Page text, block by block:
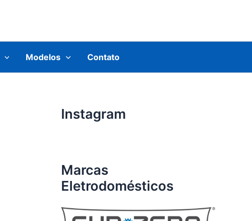
Modelos Contato
Instagram
Marcas
Eletrodomésticos